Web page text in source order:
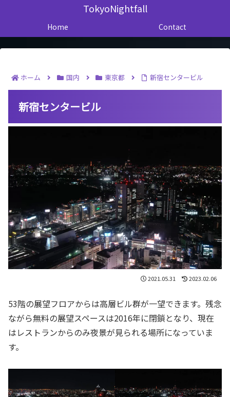
TokyoNightfall
Home Contact
ホーム 国内 東京都 新宿センタービル
新宿センタービル
2021.05.31 2023.02.06
53階の展望フロアからは高層ビル群が一望できます。残念
ながら無料の展望スペースは2016年に閉鎖となり、現在
はレストランからのみ夜景が見られる場所になっていま
す。